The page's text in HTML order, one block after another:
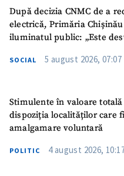
După decizia CNMC de a
electrică, Primăria
iluminatul public: „Este
SOCIAL 5 august 2026, 07:07
Stimulente în valoare
dispoziția localităților care
amalgamare voluntară
POLITIC 4 august 2026,